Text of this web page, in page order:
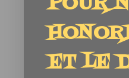
ET LE